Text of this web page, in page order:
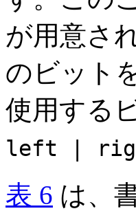
が用意さ
のビット
使用する
left |
表 6 は、